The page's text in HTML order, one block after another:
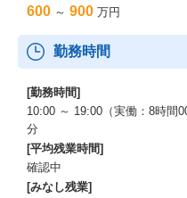
600 ～ 900 万円
勤務時間
[勤務時間]
10:00 ～ 19:00（実働：8時
分
[平均残業時間]
確認中
[みなし残業]